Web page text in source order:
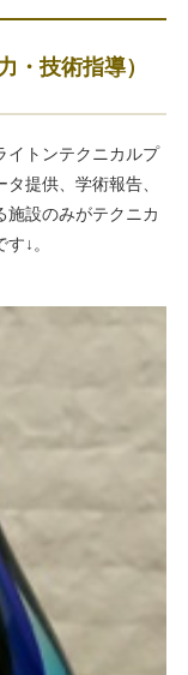
・技術指導）
イトンテクニカルプ
提供、学術報告、
施設のみがテクニカ
↓。